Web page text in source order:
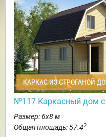
КАРКАС ИЗ СТРОГАНОЙ
№117 Каркасный дом
Размер: 6х8 м
Общая площадь: 57.42